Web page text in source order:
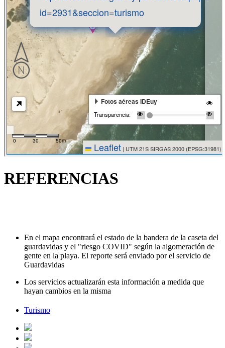
REFERENCIAS
En el mapa encontrará el estado de la bandera de la caseta del
guardavidas y el "riesgo COVID" según la algomeración de
gente en la playa. El reporte será enviado por el servicio de
Guardavidas
Los servicios actualizarán esta información a medida que
hayan cambios en la misma
Turismo